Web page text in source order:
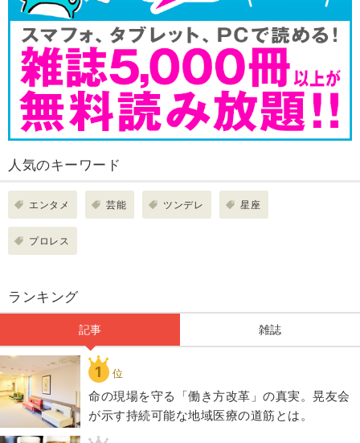
人気のキーワード
エンタメ 芸能 ツンデレ 星座
プロレス
ランキング
記事 雑誌
1 位
​命の現場を守る「働き方改革」の真実。晃友会
が示す持続可能な地域医療の道筋とは。